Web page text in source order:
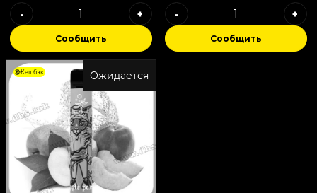
- +
Сообщить
- +
Сообщить
Ожидается
Кешбэк